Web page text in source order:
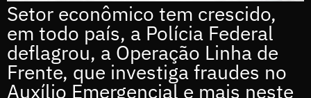
Setor econômico tem crescido,
em todo país, a Polícia Federal
deflagrou, a Operação Linha de
Frente, que investiga fraudes no
Auxílio Emergencial e mais neste